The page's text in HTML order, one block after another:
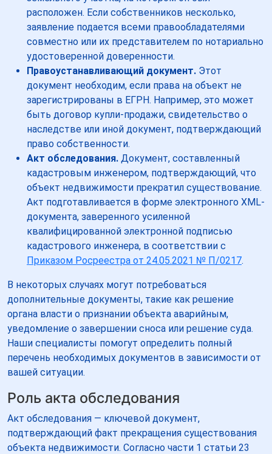
расположен. Если собственников несколько,
заявление подается всеми правообладателями
совместно или их представителем по нотариально
удостоверенной доверенности.
Правоустанавливающий документ. Этот
документ необходим, если права на объект не
зарегистрированы в ЕГРН. Например, это может
быть договор купли-продажи, свидетельство о
наследстве или иной документ, подтверждающий
право собственности.
Акт обследования. Документ, составленный
кадастровым инженером, подтверждающий, что
объект недвижимости прекратил существование.
Акт подготавливается в форме электронного XML-
документа, заверенного усиленной
квалифицированной электронной подписью
кадастрового инженера, в соответствии с
Приказом Росреестра от 24.05.2021 № П/0217.
В некоторых случаях могут потребоваться
дополнительные документы, такие как решение
органа власти о признании объекта аварийным,
уведомление о завершении сноса или решение суда.
Наши специалисты помогут определить полный
перечень необходимых документов в зависимости от
вашей ситуации.
Роль акта обследования
Акт обследования — ключевой документ,
подтверждающий факт прекращения существования
объекта недвижимости. Согласно части 1 статьи 23